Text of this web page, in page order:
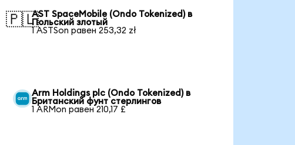
🇵🇱AST SpaceMobile (Ondo Tokenized) в
Польский злотый
1 ASTSon равен 253,32 zł
Arm Holdings plc (Ondo Tokenized) в
Британский фунт стерлингов
1 ARMon равен 210,17 £